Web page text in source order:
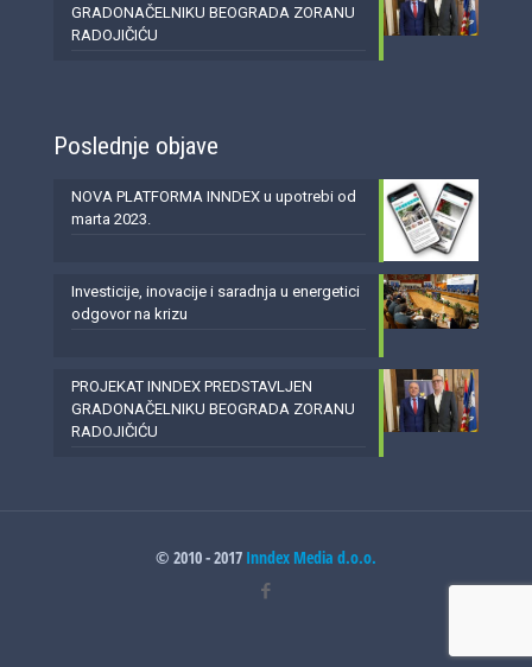
GRADONAČELNIKU BEOGRADA ZORANU
RADOJIČIĆU
Poslednje objave
NOVA PLATFORMA INNDEX u upotrebi od
marta 2023.
Investicije, inovacije i saradnja u energetici
odgovor na krizu
PROJEKAT INNDEX PREDSTAVLJEN
GRADONAČELNIKU BEOGRADA ZORANU
RADOJIČIĆU
© 2010 - 2017 Inndex Media d.o.o.